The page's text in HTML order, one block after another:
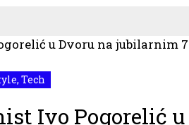
, Tech
Ivo Pogorelić